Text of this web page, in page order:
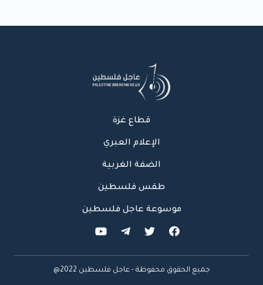
قطاع غزة
الإعلام العبري
الضفة الغربية
طقس فلسطين
موسوعة عاجل فلسطين
جميع الحقوق محفوظة - عاجل فلسطين 2022@